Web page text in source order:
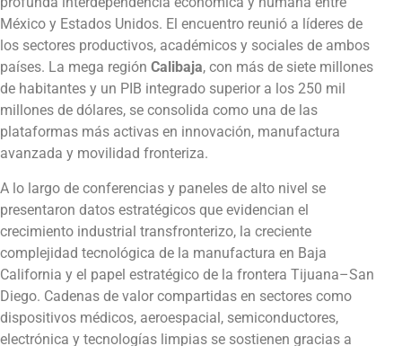
México y Estados Unidos. El encuentro reunió a líderes de
los sectores productivos, académicos y sociales de ambos
países. La mega región Calibaja, con más de siete millones
de habitantes y un PIB integrado superior a los 250 mil
millones de dólares, se consolida como una de las
plataformas más activas en innovación, manufactura
avanzada y movilidad fronteriza.
A lo largo de conferencias y paneles de alto nivel se
presentaron datos estratégicos que evidencian el
crecimiento industrial transfronterizo, la creciente
complejidad tecnológica de la manufactura en Baja
California y el papel estratégico de la frontera Tijuana–San
Diego. Cadenas de valor compartidas en sectores como
dispositivos médicos, aeroespacial, semiconductores,
electrónica y tecnologías limpias se sostienen gracias a